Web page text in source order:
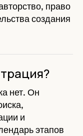
право
создания
нет. Он
и
этапов